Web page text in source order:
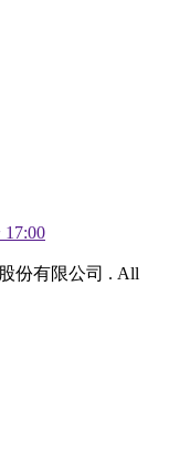
17:00
份有限公司 . All